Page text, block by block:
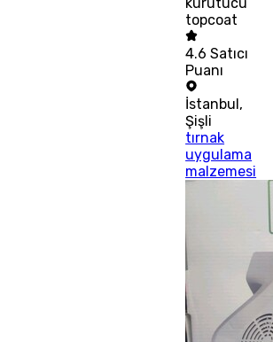
topcoat
4.6 Satıcı
Puanı
İstanbul,
Şişli
tırnak
uygulama
malzemesi